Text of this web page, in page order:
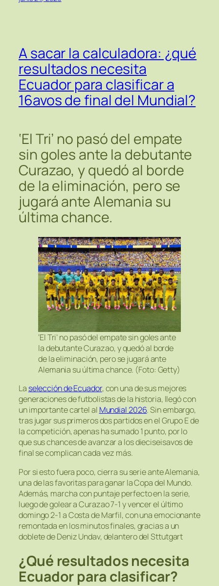
A sacar la calculadora: ¿qué
resultados necesita
Ecuador para clasificar a
16avos de final del Mundial?
‘El Tri’ no pasó del empate
sin goles ante la debutante
Curazao, y quedó al borde
de la eliminación, pero se
jugará ante Alemania su
última chance.
‘El Tri’ no pasó del empate sin goles ante
la debutante Curazao, y quedó al borde
de la eliminación, pero se jugará ante
Alemania su última chance. (Foto: Getty)
La selección de Ecuador, con una de sus mejores
generaciones de futbolistas de la historia, llegó con
un importante cartel al Mundial 2026. Sin embargo,
tras jugar sus primeros dos partidos en el Grupo E de
la competición, apenas ha sumado 1 punto, por lo
que sus chances de avanzar a los dieciseisavos de
final se complican cada vez más.
Por si esto fuera poco, cierra su serie ante Alemania,
una de las favoritas para ganar la Copa del Mundo.
Además, marcha con puntaje perfecto en la serie,
luego de golear a Curazao 7-1 y vencer el último
domingo 2-1 a Costa de Marfil, con una emocionante
remontada en los minutos finales, gracias a un
doblete de Deniz Undav, delantero del Sttutgart
¿Qué resultados necesita
Ecuador para clasificar?